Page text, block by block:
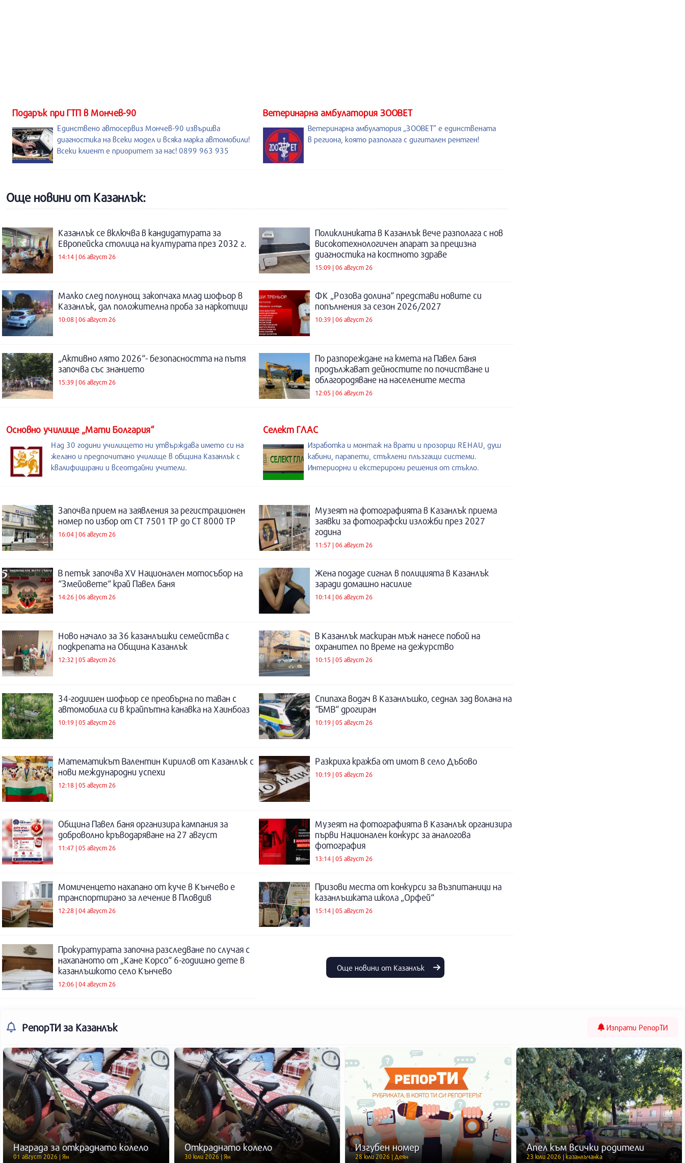
Подарък при ГТП в Мончев-90
Единствено автосервиз Мончев-90 извършва
диагностика на всеки модел и всяка марка автомобили!
Всеки клиент е приоритет за нас! 0899 963 935
Ветеринарна амбулатория ЗООВЕТ
Ветеринарна амбулатория „ЗООВЕТ” е единствената
в региона, която разполага с дигитален рентген!
Още новини от Казанлък:
Казанлък се включва в кандидатурата за
Европейска столица на културата през 2032 г.
14:14 | 06 август 26
Поликлиниката в Казанлък вече разполага с нов
високотехнологичен апарат за прецизна
диагностика на костното здраве
15:09 | 06 август 26
Малко след полунощ закопчаха млад шофьор в
Казанлък, дал положителна проба за наркотици
10:08 | 06 август 26
ФК „Розова долина“ представи новите си
попълнения за сезон 2026/2027
10:39 | 06 август 26
„Активно лято 2026“- безопасността на пътя
започва със знанието
15:39 | 06 август 26
По разпореждане на кмета на Павел баня
продължават дейностите по почистване и
облагородяване на населените места
12:05 | 06 август 26
Основно училище „Мати Болгария“
Над 30 години училището ни утвърждава името си на
желано и предпочитано училище в община Казанлък с
квалифицирани и всеотдайни учители.
Селект ГЛАС
Изработка и монтаж на врати и прозорци REHAU, душ
кабини, парапети, стъклени плъзгащи системи.
Интериорни и екстерирони решения от стъкло.
Започва прием на заявления за регистрационен
номер по избор от СТ 7501 ТР до СТ 8000 ТР
16:04 | 06 август 26
Музеят на фотографията в Казанлък приема
заявки за фотографски изложби през 2027
година
11:57 | 06 август 26
В петък започва XV Национален мотосъбор на
“Змейовете“ край Павел баня
14:26 | 06 август 26
Жена подаде сигнал в полицията в Казанлък
заради домашно насилие
10:14 | 06 август 26
Ново начало за 36 казанлъшки семейства с
подкрепата на Община Казанлък
12:32 | 05 август 26
В Казанлък маскиран мъж нанесе побой на
охранител по време на дежурство
10:15 | 05 август 26
34-годишен шофьор се преобърна по таван с
автомобила си в крайпътна канавка на Хаинбоаз
10:19 | 05 август 26
Спипаха водач в Казанлъшко, седнал зад волана на
“БМВ“ дрогиран
10:19 | 05 август 26
Математикът Валентин Кирилов от Казанлък с
нови международни успехи
12:18 | 05 август 26
Разкриха кражба от имот в село Дъбово
10:19 | 05 август 26
Община Павел баня организира кампания за
доброволно кръводаряване на 27 август
11:47 | 05 август 26
Музеят на фотографията в Казанлък организира
първи Национален конкурс за аналогова
фотография
13:14 | 05 август 26
Момиченцето нахапано от куче в Кънчево е
транспортирано за лечение в Пловдив
12:28 | 04 август 26
Призови места от конкурси за възпитаници на
казанлъшката школа „Орфей“
15:14 | 05 август 26
Прокуратурата започна разследване по случая с
нахапаното от „Кане Корсо“ 6-годишно дете в
казанлъшкото село Кънчево
12:06 | 04 август 26
Още новини от Казанлък
РепорТИ за Казанлък Изпрати РепорТИ
Награда за откраднато колело
01 август 2026 | Ян
Откраднато колело
30 юли 2026 | Ян
Изгубен номер
28 юли 2026 | Деян
Апел към всички родители
23 юли 2026 | казанлъчанка